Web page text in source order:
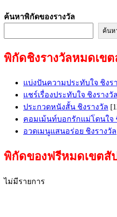
ค้นหาพิกัดของรางวัล
ค้นห
พิกัดชิงรางวัลหมดเข
แบ่งปันความประทับใจ ชิงร
แชร์เรื่องประทับใจ ชิงรางวัล
ประกวดหนังสั้น ชิงรางวัล
คอมเม้นท์บอกรักแม่โดนใจ
อวดเมนูแสนอร่อย ชิงรางวัล
พิกัดของฟรีหมดเขตสั
ไม่มีรายการ